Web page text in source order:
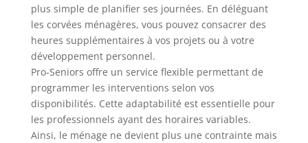
plus simple de planifier ses journées. En déléguant
les corvées ménagères, vous pouvez consacrer des
heures supplémentaires à vos projets ou à votre
développement personnel.
Pro-Seniors offre un service flexible permettant de
programmer les interventions selon vos
disponibilités. Cette adaptabilité est essentielle pour
les professionnels ayant des horaires variables.
Ainsi, le ménage ne devient plus une contrainte mais